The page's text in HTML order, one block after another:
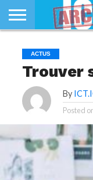
SECTEUR
TECH
LIFE
RUBRIQUES
ACTUS
Trouver
By
Posted